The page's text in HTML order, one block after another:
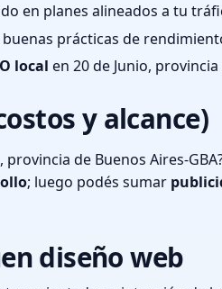
en planes alineados a tu
prácticas de
local en 20 de Junio,
y alcance)
provincia de Buenos Aires-
; luego podés sumar
diseño web